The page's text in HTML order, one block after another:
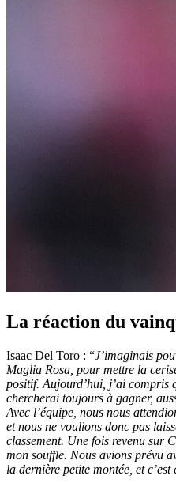
La réaction du
Isaac Del Toro : “J’imaginais
Maglia Rosa, pour mettre la
positif. Aujourd’hui, j’ai compris
chercherai toujours à gagner,
Avec l’équipe, nous nous
et nous ne voulions donc pas
classement. Une fois revenu sur
mon souffle. Nous avions prévu
la dernière petite montée, et c’est